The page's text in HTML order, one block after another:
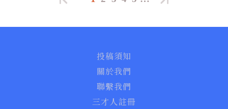
投稿須知
關於我們
聯繫我們
三才人註冊